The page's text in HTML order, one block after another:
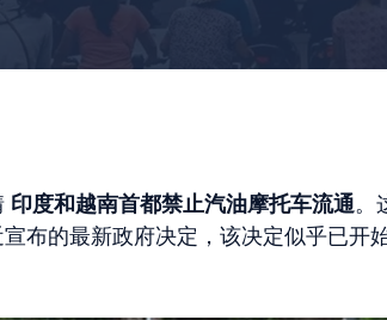
印度和越南首都禁止汽油摩托车流通。
布的最新政府决定，该决定似乎已开